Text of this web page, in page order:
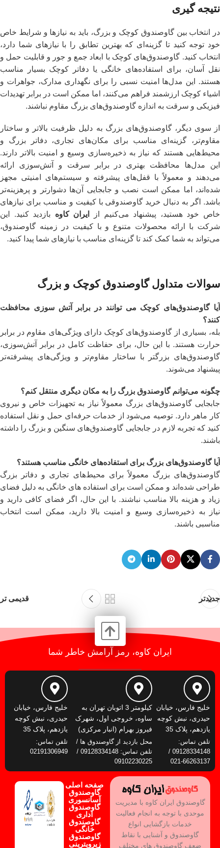
نتیجه‌ گیری
در انتخاب بین گاوصندوق کوچک و بزرگ، باید به نیازها و شرایط خاص
خود توجه کنید تا گزینه‌ای که بهترین تطابق را با نیازهای شما دارد،
انتخاب کنید. گاوصندوق‌های کوچک با ابعاد جمع و جور و قابلیت حمل و
نقل آسان، برای استفاده‌های خانگی یا دفاتر کوچک بسیار مناسب
هستند. این مدل‌ها امنیت نسبی را برای نگهداری مدارک، جواهرات و
اشیاء کوچک ارزشمند فراهم می‌کنند، اما ممکن است در برابر تهدیدات
فیزیکی و سرقت به اندازه گاوصندوق‌های بزرگ مقاوم نباشند.
از سوی دیگر، گاوصندوق‌های بزرگ به دلیل ظرفیت بالاتر و ساختار
مقاوم‌تر، گزینه‌ای مناسب برای مکان‌های تجاری، دفاتر بزرگ و
محیط‌هایی هستند که نیاز به ذخیره‌سازی وسیع و امنیت بالاتر دارند.
این مدل‌ها محافظت بهتری در برابر سرقت و آتش‌سوزی ارائه
می‌دهند و معمولاً با قفل‌های پیشرفته و سیستم‌های امنیتی مجهز
شده‌اند، اما ممکن است نصب و جابجایی آن‌ها دشوارتر و پرهزینه‌تر
باشد. اگر به دنبال خرید گاوصندوقی با کیفیت و مناسب برای نیازهای
خاص خود هستید، پیشنهاد می‌کنیم از
ایران کاوه بازدید کنید. این
شرکت با ارائه محصولات متنوع و با کیفیت در زمینه گاوصندوق،
می‌تواند به شما کمک کند تا گزینه‌ای مناسب با نیازهای شما پیدا کنید.
سوالات متداول گاوصندوق کوچک و بزرگ
آیا گاوصندوق‌های کوچک می‌ توانند در برابر آتش‌ سوزی محافظت
کنند؟
بله، بسیاری از گاوصندوق‌های کوچک دارای ویژگی‌های مقاوم در برابر
حرارت هستند. با این حال، برای حفاظت کامل در برابر آتش‌سوزی،
گاوصندوق‌های بزرگتر با ساختار مقاوم‌تر و ویژگی‌های پیشرفته‌تر
پیشنهاد می‌شوند.
چگونه می‌توانم گاوصندوق بزرگ را به مکان دیگری منتقل کنم؟
جابجایی گاوصندوق‌های بزرگ معمولاً نیاز به تجهیزات خاص و نیروی
کار ماهر دارد. توصیه می‌شود از خدمات حرفه‌ای حمل و نقل استفاده
کنید که تجربه لازم در جابجایی گاوصندوق‌های سنگین و بزرگ را داشته
باشند.
آیا گاوصندوق‌های بزرگ برای استفاده‌های خانگی مناسب هستند؟
گاوصندوق‌های بزرگ معمولاً برای محیط‌های تجاری و دفاتر بزرگ
طراحی شده‌اند و ممکن است برای استفاده‌ های خانگی به دلیل فضای
زیاد و هزینه بالا مناسب نباشند. با این حال، اگر فضای کافی دارید و
نیاز به ذخیره‌سازی وسیع و امنیت بالا دارید، ممکن است انتخاب
مناسبی باشند.
جدیدتر قدیمی تر
ایران کاوه، رمز آرامش خاطر شما
خلیج فارس، خیابان
حیدری، نبش کوچه
یازدهم، پلاک 35
تلفن تماس:
09128334148 /
66263137-021
کیلومتر 3 اتوبان تهران به
ساوه، خروجی اول، شهرک
فیروز بهرام (انبار مرکزی)
محل بازدید از گاوصندوق ها /
تلفن تماس: 09128334148 /
09102230225
خلیج فارس، خیابان
حیدری، نبش کوچه
یازدهم، پلاک 35
تلفن تماس:
02191306949
گاوصندوق ایران کاوه با مدیریت
موحدی با توجه به انجام فعالیت
خدمات بازگشایی انواع
گاوصندوق و آشنایی با نقاط
ضعف گاوصندوق های مختلف
صفحه اصلی
گاوصندوق
آسانسوری
گاوصندوق
اداری
گاوصندوق
خانگی
گاوصندوق
زیرویترینی